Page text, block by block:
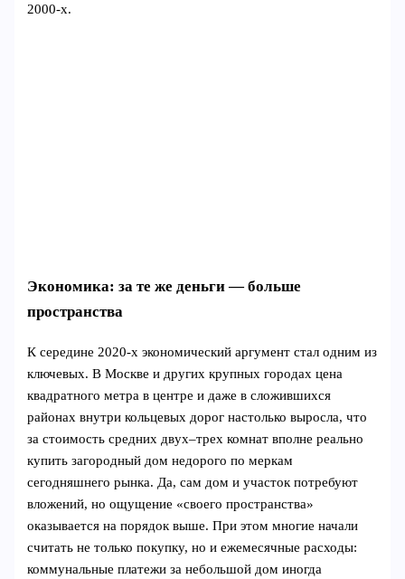
2000‑х.
Экономика: за те же деньги — больше
пространства
К середине 2020‑х экономический аргумент стал одним из
ключевых. В Москве и других крупных городах цена
квадратного метра в центре и даже в сложившихся
районах внутри кольцевых дорог настолько выросла, что
за стоимость средних двух–трех комнат вполне реально
купить загородный дом недорого по меркам
сегодняшнего рынка. Да, сам дом и участок потребуют
вложений, но ощущение «своего пространства»
оказывается на порядок выше. При этом многие начали
считать не только покупку, но и ежемесячные расходы:
коммунальные платежи за небольшой дом иногда